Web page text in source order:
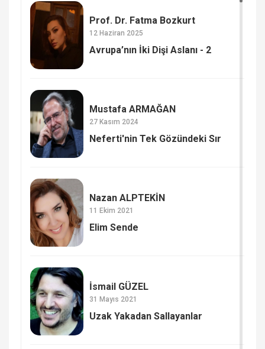
Prof. Dr. Fatma Bozkurt
12 Haziran 2025
Avrupa’nın İki Dişi Aslanı - 2
Mustafa ARMAĞAN
27 Kasım 2024
Neferti'nin Tek Gözündeki Sır
Nazan ALPTEKİN
11 Ekim 2021
Elim Sende
İsmail GÜZEL
31 Mayıs 2021
Uzak Yakadan Sallayanlar